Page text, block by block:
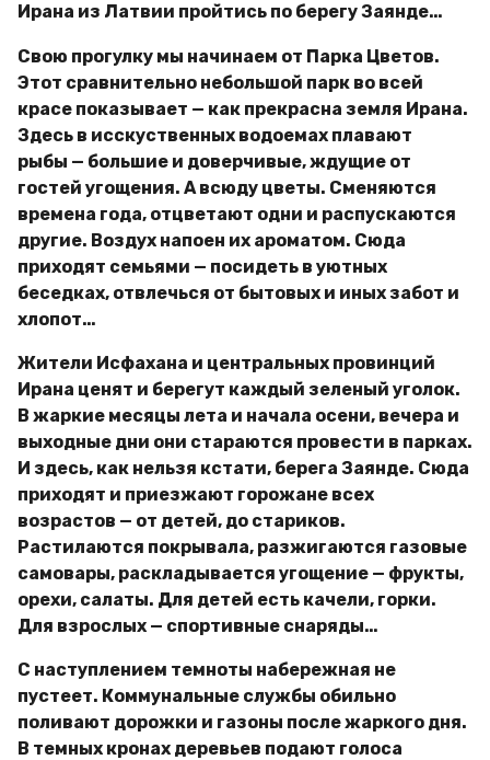
Ирана из Латвии пройтись по берегу Заянде…
Свою прогулку мы начинаем от Парка Цветов.
Этот сравнительно небольшой парк во всей
красе показывает — как прекрасна земля Ирана.
Здесь в исскуственных водоемах плавают
рыбы — большие и доверчивые, ждущие от
гостей угощения. А всюду цветы. Сменяются
времена года, отцветают одни и распускаются
другие. Воздух напоен их ароматом. Сюда
приходят семьями — посидеть в уютных
беседках, отвлечься от бытовых и иных забот и
хлопот…
Жители Исфахана и центральных провинций
Ирана ценят и берегут каждый зеленый уголок.
В жаркие месяцы лета и начала осени, вечера и
выходные дни они стараются провести в парках.
И здесь, как нельзя кстати, берега Заянде. Сюда
приходят и приезжают горожане всех
возрастов — от детей, до стариков.
Растилаются покрывала, разжигаются газовые
самовары, раскладывается угощение — фрукты,
орехи, салаты. Для детей есть качели, горки.
Для взрослых — спортивные снаряды…
С наступлением темноты набережная не
пустеет. Коммунальные службы обильно
поливают дорожки и газоны после жаркого дня.
В темных кронах деревьев подают голоса